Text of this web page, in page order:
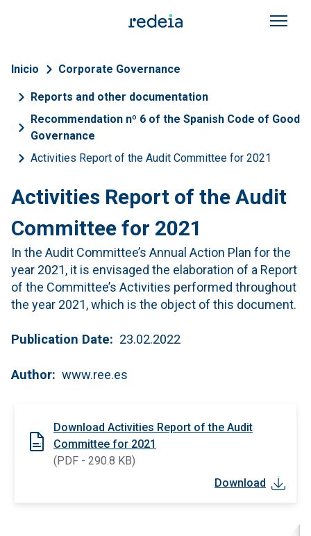
Breadcrumb
Inicio Corporate Governance
Reports and other documentation
Recommendation nº 6 of the Spanish Code of Good
Governance
Activities Report of the Audit Committee for 2021
Activities Report of the Audit
Committee for 2021
In the Audit Committee’s Annual Action Plan for the
year 2021, it is envisaged the elaboration of a Report
of the Committee’s Activities performed throughout
the year 2021, which is the object of this document.
Publication Date 23.02.2022
Author www.ree.es
Download Activities Report of the Audit
Committee for 2021
(PDF - 290.8 KB)
Download